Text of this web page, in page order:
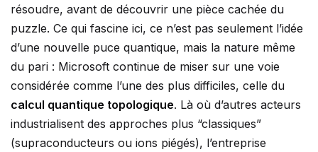
résoudre, avant de découvrir une pièce cachée du
puzzle. Ce qui fascine ici, ce n’est pas seulement l’idée
d’une nouvelle puce quantique, mais la nature même
du pari : Microsoft continue de miser sur une voie
considérée comme l’une des plus difficiles, celle du
calcul quantique topologique. Là où d’autres acteurs
industrialisent des approches plus “classiques”
(supraconducteurs ou ions piégés), l’entreprise